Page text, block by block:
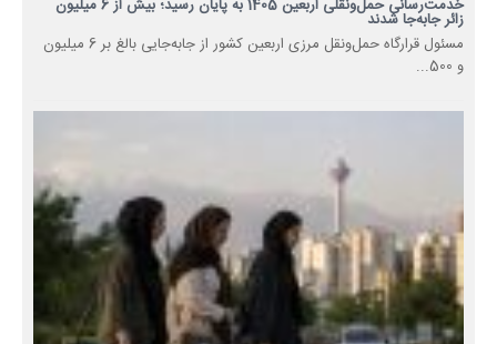
خدمت‌رسانی حمل‌ونقلی اربعین 1405 به پایان رسید؛ بیش از 6 میلیون
زائر جابه‌جا شدند
مسئول قرارگاه حمل‌ونقل مرزی اربعین کشور از جابه‌جایی بالغ بر 6 میلیون
و 500...